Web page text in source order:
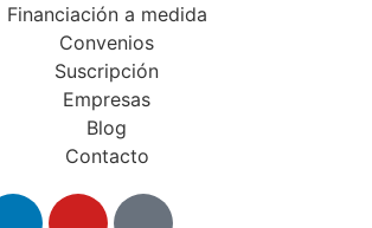
Financiación a medida
Convenios
Suscripción
Empresas
Blog
Contacto